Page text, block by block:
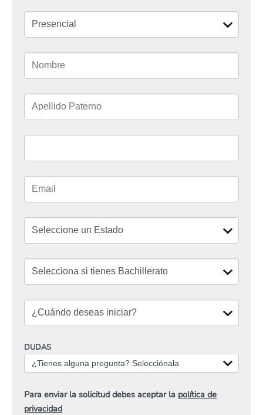
DUDAS
¿Tienes alguna pregunta? Selecciónala
Para enviar la solicitud debes aceptar la política de
privacidad